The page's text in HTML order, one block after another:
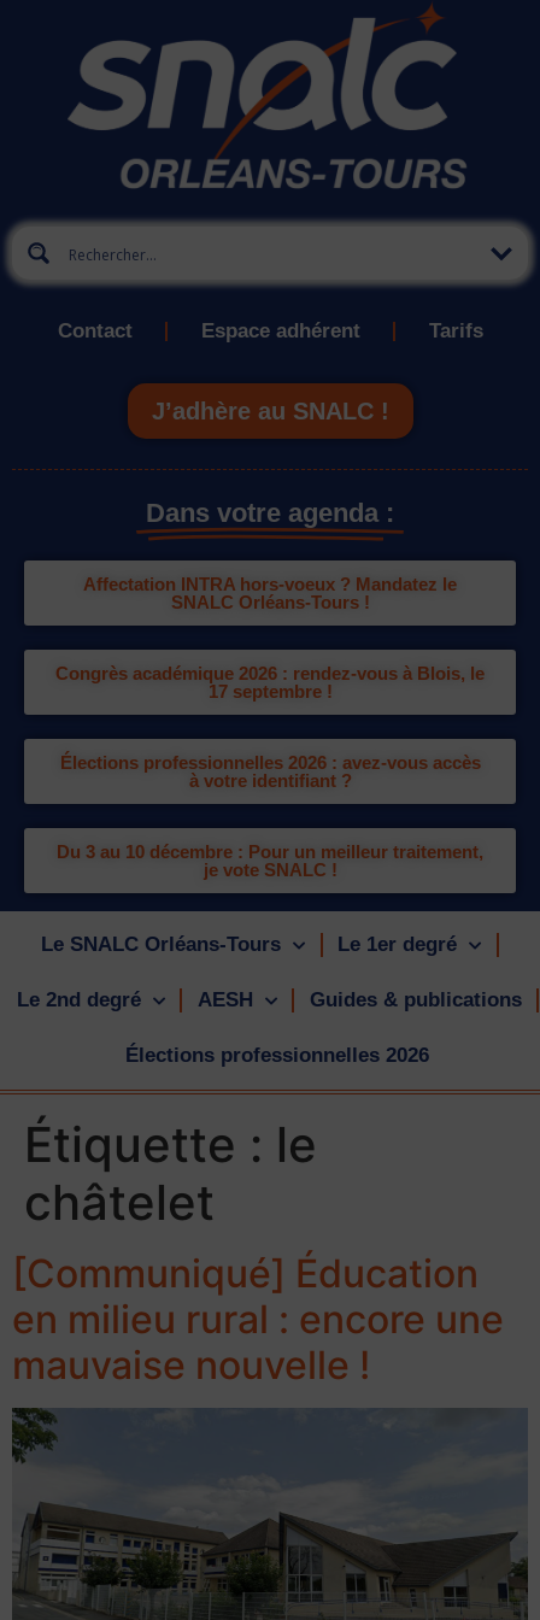
Contact Espace adhérent Tarifs
J’adhère au SNALC !
Dans votre agenda :
Affectation INTRA hors-voeux ? Mandatez le
SNALC Orléans-Tours !
Congrès académique 2026 : rendez-vous à Blois, le
17 septembre !
Élections professionnelles 2026 : avez-vous accès
à votre identifiant ?
Du 3 au 10 décembre : Pour un meilleur traitement,
je vote SNALC !
Le SNALC Orléans-Tours Le 1er degré
Le 2nd degré AESH Guides & publications
Élections professionnelles 2026
Étiquette : le
châtelet
[Communiqué] Éducation
en milieu rural : encore une
mauvaise nouvelle !